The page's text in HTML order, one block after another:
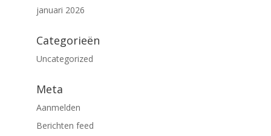
januari 2026
Categorieën
Uncategorized
Meta
Aanmelden
Berichten feed